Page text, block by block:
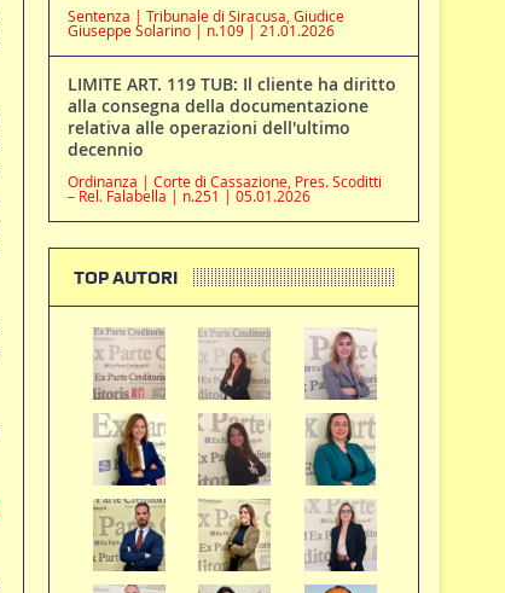
Sentenza | Tribunale di Siracusa, Giudice
Giuseppe Solarino | n.109 | 21.01.2026
LIMITE ART. 119 TUB: Il cliente ha diritto
alla consegna della documentazione
relativa alle operazioni dell'ultimo
decennio
Ordinanza | Corte di Cassazione, Pres. Scoditti
– Rel. Falabella | n.251 | 05.01.2026
TOP AUTORI